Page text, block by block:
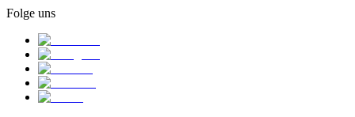
Folge uns